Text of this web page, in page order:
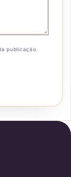
publicação.